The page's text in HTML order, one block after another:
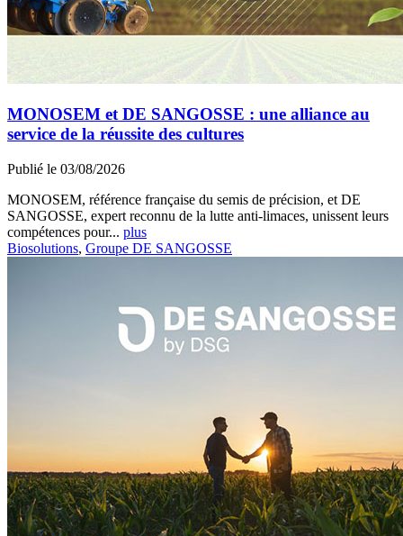
MONOSEM et DE SANGOSSE : une alliance au
service de la réussite des cultures
Publié le 03/08/2026
MONOSEM, référence française du semis de précision, et DE
SANGOSSE, expert reconnu de la lutte anti-limaces, unissent leurs
compétences pour... plus
Biosolutions, Groupe DE SANGOSSE